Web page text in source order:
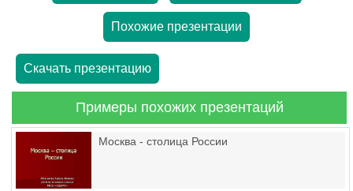
Похожие презентации
Скачать презентацию
Примеры похожих презентаций
Москва - столица России